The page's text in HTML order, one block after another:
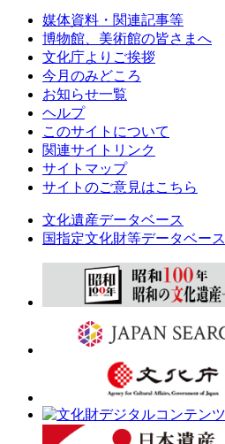
媒体資料・関連記事等
博物館、美術館の皆さまへ
文化庁よりご挨拶
今月のみどころ
お知らせ一覧
ヘルプ
このサイトについて
関連サイトリンク
サイトマップ
サイトのご意見はこちら
文化遺産データベース
国指定文化財等データベース